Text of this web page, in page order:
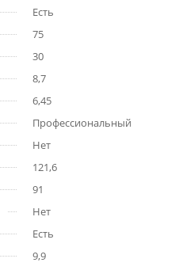
Есть
75
30
8,7
6,45
Профессиональный
Нет
121,6
91
Нет
Есть
9,9